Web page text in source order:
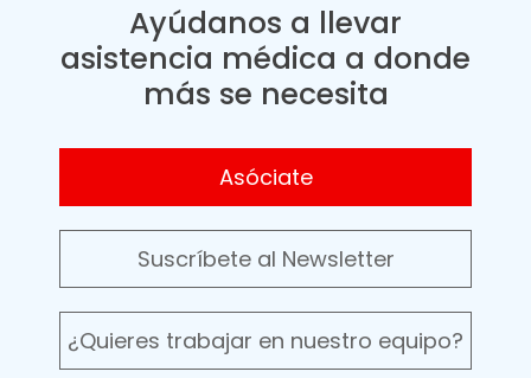
Ayúdanos a llevar
asistencia médica a donde
más se necesita
Asóciate
Suscríbete al Newsletter
¿Quieres trabajar en nuestro equipo?